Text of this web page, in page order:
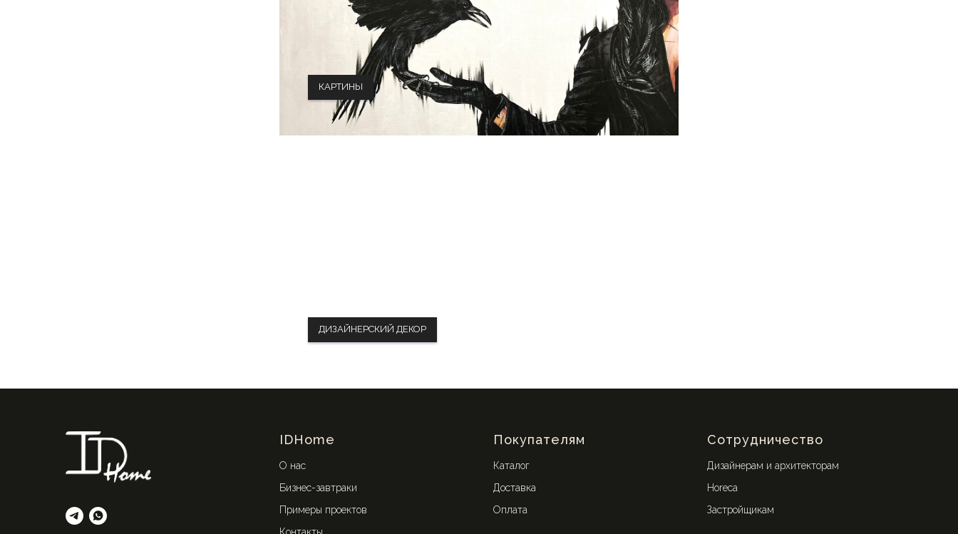
КАРТИНЫ
ДИЗАЙНЕРСКИЙ ДЕКОР
IDHome
О нас
Бизнес-завтраки
Примеры проектов
Покупателям
Каталог
Доставка
Оплата
Сотрудничество
Дизайнерам и архитекторам
Horeca
Застройщикам